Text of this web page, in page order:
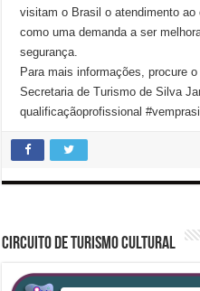
visitam o Brasil o atendimento
como uma demanda a ser
segurança.
Para mais informações, procure
Secretaria de Turismo de Silva
qualificaçãoprofissional
CIRCUITO DE TURISMO CULTURAL